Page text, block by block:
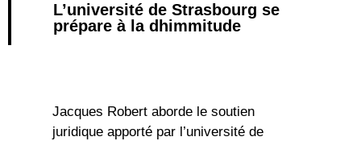
L’université de Strasbourg se
prépare à la dhimmitude
Jacques Robert aborde le soutien
juridique apporté par l’université de